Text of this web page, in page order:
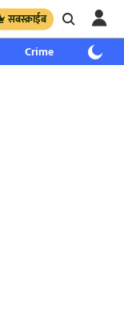
सबस्क्राईब
Crime साप्ताहिक